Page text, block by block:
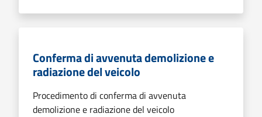
Conferma di avvenuta demolizione e
radiazione del veicolo
Procedimento di conferma di avvenuta
demolizione e radiazione del veicolo